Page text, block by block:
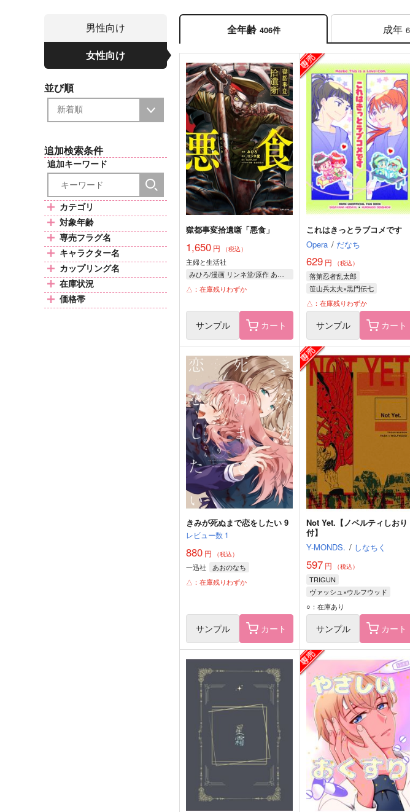
男性向け
女性向け
並び順
追加検索条件
追加キーワード
カテゴリ
対象年齢
専売フラグ名
キャラクター名
カップリング名
在庫状況
価格帯
全年齢 406件 成年
獄都事変拾遺噺「悪食」
1,650 円 （税込）
主婦と生活社
みひろ/漫画 リンネ堂/原作 あおのなち/キャラクター原案
△：在庫残りわずか
サンプル カート
これはきっとラブコメです
Opera / だなち
629円 （税込）
落第忍者乱太郎
笹山兵太夫×黒門伝七
笹山兵太夫
黒門伝七
△：在庫残りわずか
サンプル カート
きみが死ぬまで恋をしたい 9
レビュー数 1
880 円 （税込）
一迅社
あおのなち
△：在庫残りわずか
サンプル カート
Not Yet.【ノベルティしおり
付】
Y-MONDS. / しなちく
597円 （税込）
TRIGUN
ヴァッシュ×ウルフウッド
ヴァッシュ・ザ・スタンピード
ニコラス・D・ウルフウッド
○：在庫あり
サンプル カート